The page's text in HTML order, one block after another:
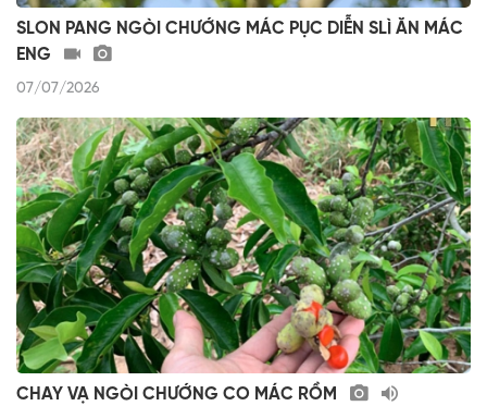
SLON PANG NGÒI CHƯỚNG MÁC PỤC DIỄN SLÌ ĂN MÁC
ENG
07/07/2026
CHAY VẠ NGÒI CHƯỚNG CO MÁC RỒM